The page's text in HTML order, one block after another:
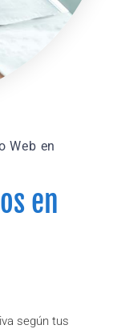
Web en
en
según tus